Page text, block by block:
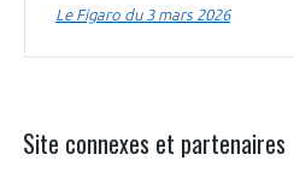
Le Figaro du 3 mars 2026
Site connexes et partenaires